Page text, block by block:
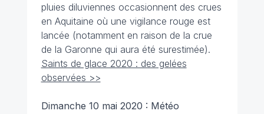
pluies diluviennes occasionnent des crues
en Aquitaine où une vigilance rouge est
lancée (notamment en raison de la crue
de la Garonne qui aura été surestimée).
Saints de glace 2020 : des gelées
observées >>
Dimanche 10 mai 2020 : Météo